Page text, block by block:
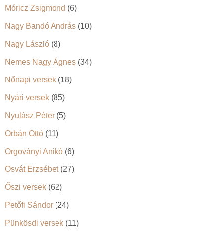
Móricz Zsigmond (6)
Nagy Bandó András (10)
Nagy László (8)
Nemes Nagy Ágnes (34)
Nőnapi versek (18)
Nyári versek (85)
Nyulász Péter (5)
Orbán Ottó (11)
Orgoványi Anikó (6)
Osvát Erzsébet(27)
Őszi versek (62)
Petőfi Sándor (24)
Pünkösdi versek (11)